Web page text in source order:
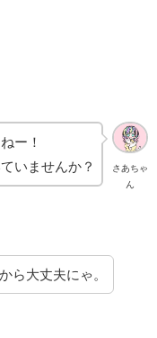
さあちゃ
ん
ー！
いませんか？
ら大丈夫にゃ。